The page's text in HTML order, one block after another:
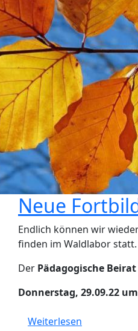
Neue
Endlich können wir
finden im Waldlabor statt.
Der Pädagogische Beirat
Donnerstag, 29.09.22
Weiterlesen